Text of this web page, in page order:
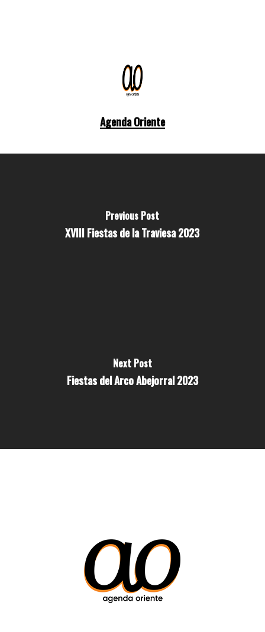
Agenda Oriente
Previous Post
XVIII Fiestas de la Traviesa 2023
Next Post
Fiestas del Arco Abejorral 2023